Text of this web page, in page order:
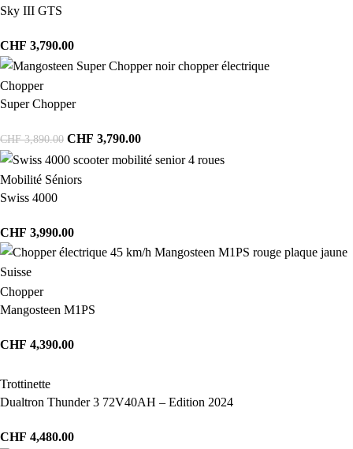
Sky III GTS
CHF 3,790.00
Chopper
Super Chopper
CHF3,890.00 CHF 3,790.00
Mobilité Séniors
Swiss 4000
CHF 3,990.00
Chopper
Mangosteen M1PS
CHF 4,390.00
Trottinette
Dualtron Thunder 3 72V40AH – Edition 2024
CHF 4,480.00